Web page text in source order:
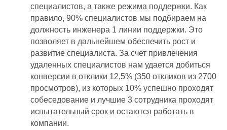
специалистов, а также режима поддержки. Как
правило, 90% специалистов мы подбираем на
должность инженера 1 линии поддержки. Это
позволяет в дальнейшем обеспечить рост и
развитие специалиста. За счет привлечения
удаленных специалистов нам удается добиться
конверсии в отклики 12,5% (350 откликов из 2700
просмотров), из которых 10% успешно проходят
собеседование и лучшие 3 сотрудника проходят
испытательный срок и остаются работать в
компании.